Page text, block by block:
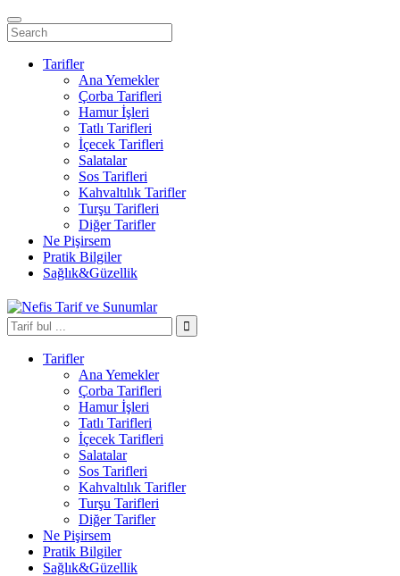
Tarifler
Ana Yemekler
Çorba Tarifleri
Hamur İşleri
Tatlı Tarifleri
İçecek Tarifleri
Salatalar
Sos Tarifleri
Kahvaltılık Tarifler
Turşu Tarifleri
Diğer Tarifler
Ne Pişirsem
Pratik Bilgiler
Sağlık&Güzellik
Tarifler
Ana Yemekler
Çorba Tarifleri
Hamur İşleri
Tatlı Tarifleri
İçecek Tarifleri
Salatalar
Sos Tarifleri
Kahvaltılık Tarifler
Turşu Tarifleri
Diğer Tarifler
Ne Pişirsem
Pratik Bilgiler
Sağlık&Güzellik